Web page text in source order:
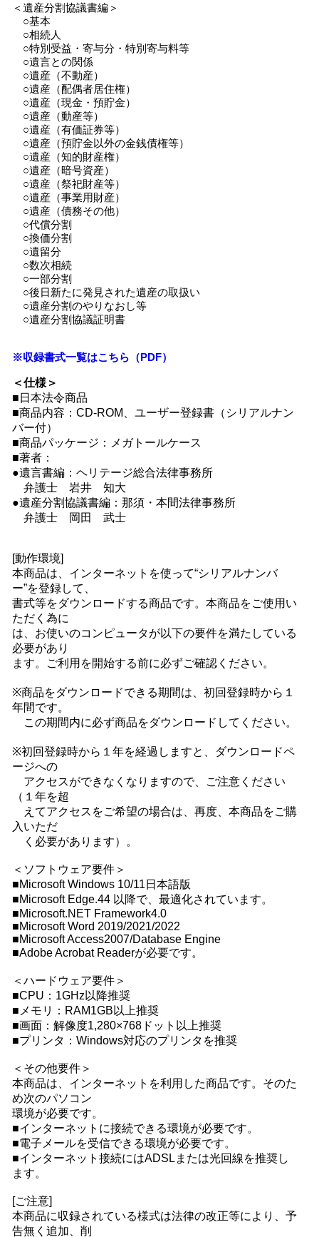
＜遺産分割協議書編＞
○基本
○相続人
○特別受益・寄与分・特別寄与料等
○遺言との関係
○遺産（不動産）
○遺産（配偶者居住権）
○遺産（現金・預貯金）
○遺産（動産等）
○遺産（有価証券等）
○遺産（預貯金以外の金銭債権等）
○遺産（知的財産権）
○遺産（暗号資産）
○遺産（祭祀財産等）
○遺産（事業用財産）
○遺産（債務その他）
○代償分割
○換価分割
○遺留分
○数次相続
○一部分割
○後日新たに発見された遺産の取扱い
○遺産分割のやりなおし等
○遺産分割協議証明書
※収録書式一覧はこちら（PDF）
＜仕様＞
■日本法令商品
■商品内容：CD-ROM、ユーザー登録書（シリアルナン
バー付）
■商品パッケージ：メガトールケース
■著者：
●遺言書編：ヘリテージ総合法律事務所
弁護士 岩井 知大
●遺産分割協議書編：那須・本間法律事務所
弁護士 岡田 武士
[動作環境]
本商品は、インターネットを使って“シリアルナンバ
ー”を登録して、
書式等をダウンロードする商品です。本商品をご使用い
ただく為に
は、お使いのコンピュータが以下の要件を満たしている
必要があり
ます。ご利用を開始する前に必ずご確認ください。
※商品をダウンロードできる期間は、初回登録時から１
年間です。
この期間内に必ず商品をダウンロードしてください。
※初回登録時から１年を経過しますと、ダウンロードペ
ージへの
アクセスができなくなりますので、ご注意ください
（１年を超
えてアクセスをご希望の場合は、再度、本商品をご購
入いただ
く必要があります）。
＜ソフトウェア要件＞
■Microsoft Windows 10/11日本語版
■Microsoft Edge.44 以降で、最適化されています。
■Microsoft.NET Framework4.0
■Microsoft Word 2019/2021/2022
■Microsoft Access2007/Database Engine
■Adobe Acrobat Readerが必要です。
＜ハードウェア要件＞
■CPU：1GHz以降推奨
■メモリ：RAM1GB以上推奨
■画面：解像度1,280×768ドット以上推奨
■プリンタ：Windows対応のプリンタを推奨
＜その他要件＞
本商品は、インターネットを利用した商品です。そのた
め次のパソコン
環境が必要です。
■インターネットに接続できる環境が必要です。
■電子メールを受信できる環境が必要です。
■インターネット接続にはADSLまたは光回線を推奨し
ます。
[ご注意]
本商品に収録されている様式は法律の改正等により、予
告無く追加、削